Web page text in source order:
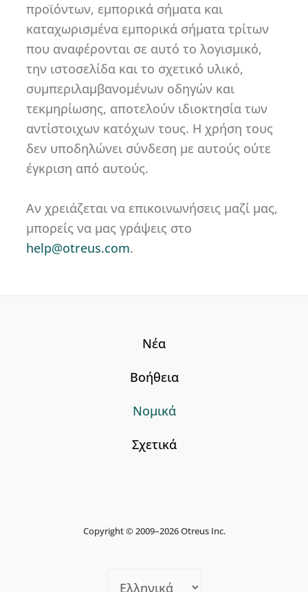
προϊόντων, εμπορικά σήματα και
καταχωρισμένα εμπορικά σήματα τρίτων
που αναφέρονται σε αυτό το λογισμικό,
την ιστοσελίδα και το σχετικό υλικό,
συμπεριλαμβανομένων οδηγών και
τεκμηρίωσης, αποτελούν ιδιοκτησία των
αντίστοιχων κατόχων τους. Η χρήση τους
δεν υποδηλώνει σύνδεση με αυτούς ούτε
έγκριση από αυτούς.
Αν χρειάζεται να επικοινωνήσεις μαζί μας,
μπορείς να μας γράψεις στο
help@otreus.com.
Νέα
Βοήθεια
Νομικά
Σχετικά
Copyright © 2009–2026 Otreus Inc.